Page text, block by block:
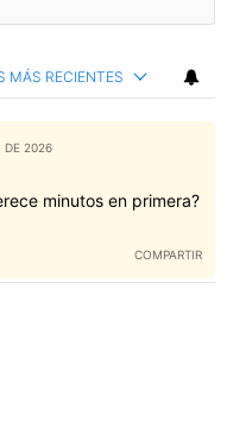
MÁS RECIENTES
DE 2026
minutos en primera?
COMPARTIR